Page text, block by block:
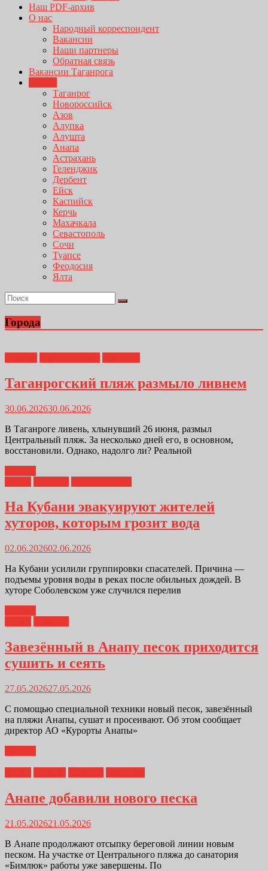
Наш PDF-архив
О нас
Народный корреспондент
Вакансии
Наши партнеры
Обратная связь
Вакансии Таганрога
Таганрог
Новороссийск
Азов
Алупка
Алушта
Анапа
Астрахань
Геленджик
Дербент
Ейск
Каспийск
Керчь
Махачкала
Севастополь
Сочи
Туапсе
Феодосия
Ялта
Города
Таганрогский пляж размыло ливнем
30.06.202630.06.2026
В Таганроге ливень, хлынувший 26 июня, размыл
Центральный пляж. За несколько дней его, в основном,
восстановили. Однако, надолго ли? Реальной
На Кубани эвакуируют жителей
хуторов, которым грозит вода
02.06.202602.06.2026
На Кубани усилили группировки спасателей. Причина —
подъемы уровня воды в реках после обильных дождей. В
хуторе Соболевском уже случился перелив
Завезённый в Анапу песок приходится
сушить и сеять
27.05.202627.05.2026
С помощью специальной техники новый песок, завезённый
на пляжи Анапы, сушат и просеивают. Об этом сообщает
директор АО «Курорты Анапы»
Анапе добавили нового песка
21.05.202621.05.2026
В Анапе продолжают отсыпку береговой линии новым
песком. На участке от Центрального пляжа до санатория
«Бимлюк» работы уже завершены. По